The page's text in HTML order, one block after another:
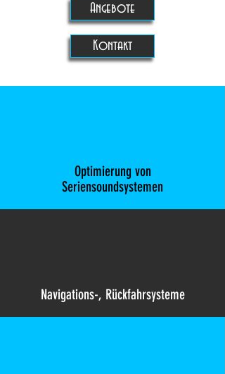
Angebote
Kontakt
Optimierung von
Seriensoundsystemen
Navigations-, Rückfahrsysteme